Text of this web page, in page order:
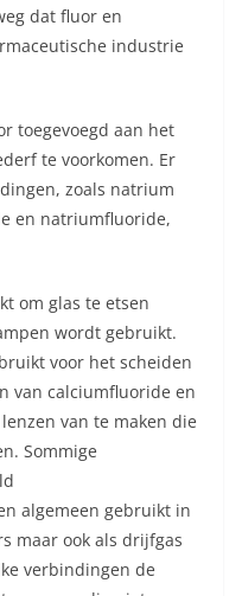
dat fluor en
industrie
toegevoegd aan het
te voorkomen. Er
zoals natrium
en natriumfluoride,
om glas te etsen
wordt gebruikt.
voor het scheiden
van calciumfluoride en
van te maken die
Sommige
algemeen gebruikt in
maar ook als drijfgas
verbindingen de